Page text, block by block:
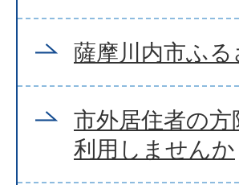
薩摩川内市ふ
市外居住者の
利用しませんか